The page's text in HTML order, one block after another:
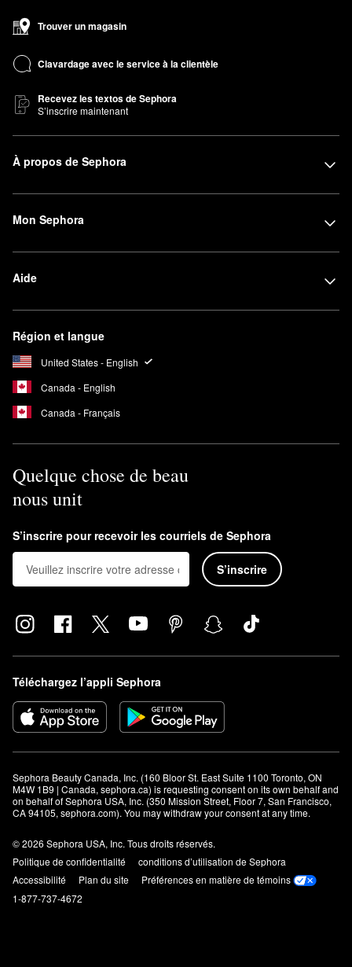
Trouver un magasin
Clavardage avec le service à la clientèle
Recevez les textos de Sephora
S’inscrire maintenant
À propos de Sephora
Mon Sephora
Aide
Région et langue
United States - English
Canada - English
Canada - Français
Quelque chose de beau
nous unit
S’inscrire pour recevoir les courriels de Sephora
S’inscrire
Téléchargez l’appli Sephora
Sephora Beauty Canada, Inc. (160 Bloor St. East Suite 1100 Toronto, ON
M4W 1B9 | Canada, sephora.ca) is requesting consent on its own behalf and
on behalf of Sephora USA, Inc. (350 Mission Street, Floor 7, San Francisco,
CA 94105, sephora.com). You may withdraw your consent at any time.
© 2026 Sephora USA, Inc. Tous droits réservés.
Politique de confidentialité
conditions d’utilisation de Sephora
Accessibilité
Plan du site
Préférences en matière de témoins
1-877-737-4672